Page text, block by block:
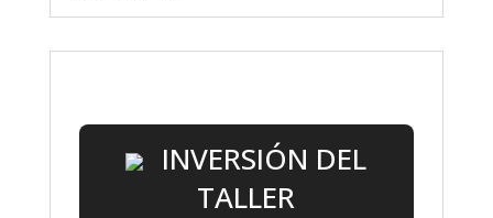
INVERSIÓN DEL
TALLER